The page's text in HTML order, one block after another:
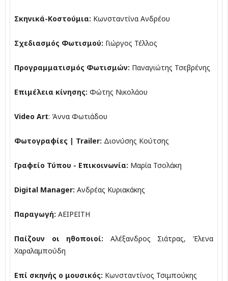
Σκηνικά-Κοστούμια: Κωνσταντίνα Ανδρέου
Σχεδιασμός Φωτισμού: Γιώργος Τέλλος
Προγραμματισμός Φωτισμών: Παναγιώτης Τσεβρένης
Επιμέλεια κίνησης: Φώτης Νικολάου
Video Art: Άννα Φωτιάδου
Φωτογραφίες | Trailer: Διονύσης Κούτσης
Γραφείο Τύπου - Επικοινωνία: Μαρία Τσολάκη
Digital Manager: Ανδρέας Κυριακάκης
Παραγωγή: ΑΕΙΡΕΙΤΗ
Παίζουν οι ηθοποιοί: Αλέξανδρος Σιάτρας, Έλενα
Χαραλαμπούδη
Επί σκηνής ο μουσικός: Κωνσταντίνος Τσιμπούκης